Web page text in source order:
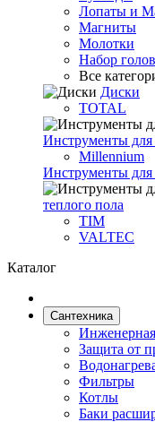
Лопаты и
Магниты
Молотки
Набор
Все
Диски
TOTAL
Инструменты
Millennium
Инструменты для
теплого пола
TIM
VALTEC
Каталог
Сантехника
Защита от
Фильтры
Котлы
Баки